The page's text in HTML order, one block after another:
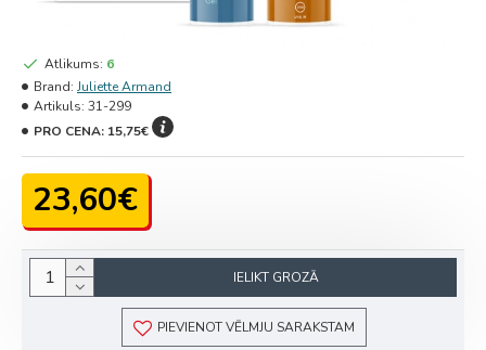
23,60€
Atlikums: 6
Brand: Juliette Armand
Artikuls: 31-299
PRO CENA: 15,75€
IELIKT GROZĀ
PIEVIENOT VĒLMJU SARAKSTAM